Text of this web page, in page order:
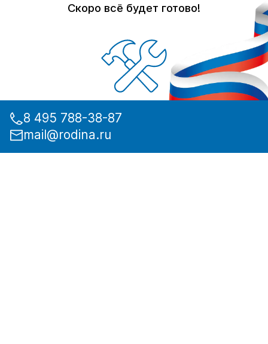
Скоро всё будет готово!
8 495 788-38-87
mail@rodina.ru